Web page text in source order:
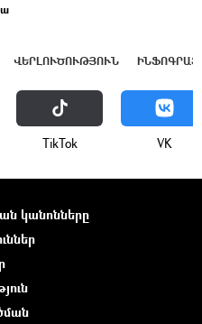
ՎԵՐԼՈՒԾՈՒԹՅՈՒՆ
ТikТоk VK
կանոնները